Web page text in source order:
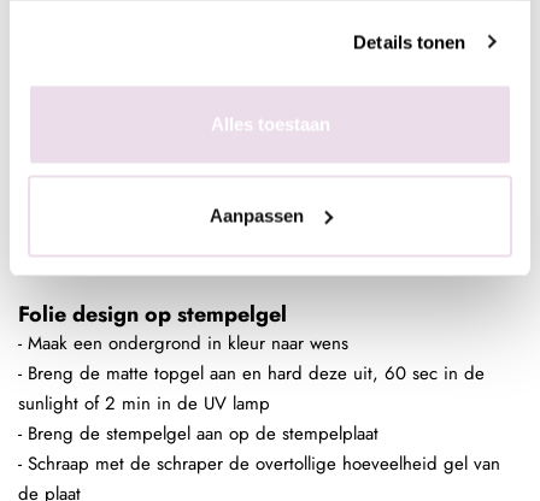
Details tonen
Alles toestaan
Aanpassen
- Poets het gewenste pigment met de fluffy brush in de plaklaag
van de stempelgel
- Breng een topcoat aan naar wens en hard deze uit,
bijvoorbeeld de Next Topgel
Folie design op stempelgel
- Maak een ondergrond in kleur naar wens
- Breng de matte topgel aan en hard deze uit, 60 sec in de
sunlight of 2 min in de UV lamp
- Breng de stempelgel aan op de stempelplaat
- Schraap met de schraper de overtollige hoeveelheid gel van
de plaat